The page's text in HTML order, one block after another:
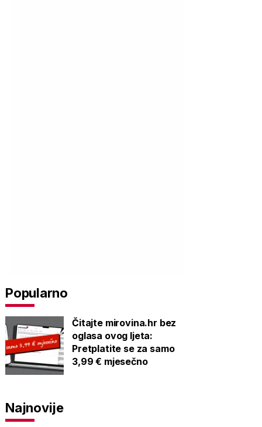
Popularno
Čitajte mirovina.hr bez
oglasa ovog ljeta:
Pretplatite se za samo
3,99 € mjesečno
Najnovije